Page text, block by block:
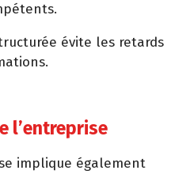
évite les retards
l’entreprise
implique également